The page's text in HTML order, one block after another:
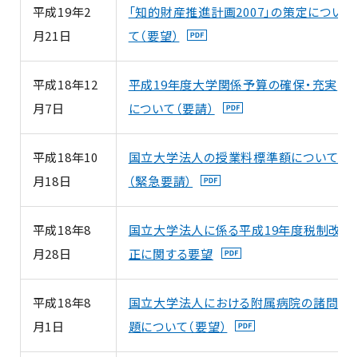
平成19年2
月21日
「知的財産推進計画2007」の策定につい
て（要望）
平成18年12
月7日
平成19年度大学関係予算の確保・充実
について（要請）
平成18年10
月18日
国立大学法人の授業料標準額について
（緊急要請）
平成18年8
月28日
国立大学法人に係る平成19年度税制改
正に関する要望
平成18年8
月1日
国立大学法人における附属病院の諸問
題について（要望）